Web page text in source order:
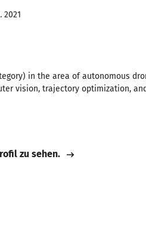
2021
in the area of autonomous
vision, trajectory optimization,
zu sehen.